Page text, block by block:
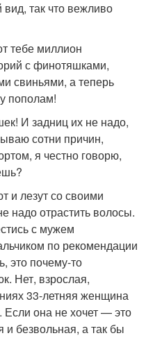
так что вежливо
тебе миллион
с финотяшками,
свиньями, а теперь
пополам!
И задниц их не надо,
сотни причин,
я честно говорю,
и лезут со своими
надо отрастить волосы.
с мужем
по рекомендации
это почему-то
Нет, взрослая,
33-летняя женщина
Если она не хочет — это
и безвольная, а так бы